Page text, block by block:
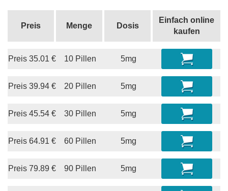
Preis Menge Dosis
Einfach online
kaufen
Preis 35.01 € 10 Pillen 5mg
Preis 39.94€ 20 Pillen 5mg
Preis 45.54€ 30 Pillen 5mg
Preis 64.91 € 60 Pillen 5mg
Preis 79.89 € 90 Pillen 5mg